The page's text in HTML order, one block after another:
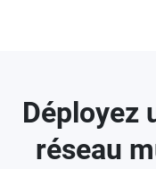
Déployez
réseau